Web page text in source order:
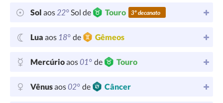
Sol aos22°Sol de Touro 3º decanato
Lua aos 18° de Gêmeos
Mercúrioaos01° de Touro
Vênusaos02° de Câncer